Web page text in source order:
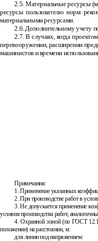
2.5. Материальные ресурсы
ресурсы пользователю норм
материальными ресурсами.
2.6. Дополнительному учету
2.7. В случаях, когда
перевооружении, расширении
машинистов и времени
Примечания:
1. Применение указанных
2. При производстве работ в
3. Не допускается применение
условия производства работ,
4. Охранной зоной (по ГОСТ
положении) на расстоянии, м:
для линии под напряжением: